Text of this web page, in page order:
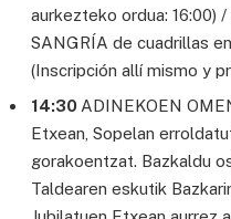
aurkezteko ordua: 16:00)
SANGRÍA de cuadrillas
(Inscripción allí mismo y
14:30 ADINEKOEN
Etxean, Sopelan
gorakoentzat. Bazkaldu
Taldearen eskutik